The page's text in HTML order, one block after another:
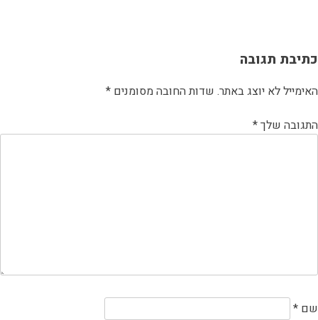
כתיבת תגובה
האימייל לא יוצג באתר. שדות החובה מסומנים *
התגובה שלך*
שם *